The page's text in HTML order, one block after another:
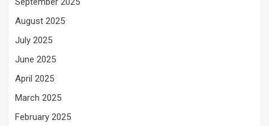
August 2025
July 2025
June 2025
April 2025
March 2025
February 2025